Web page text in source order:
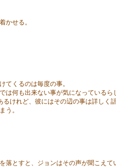
かせる。
てくるのは毎度の事。
何も出来ない事が気になっているら
るけれど、彼にはその辺の事は詳し
う。
とすと、ジョンはその声が聞こえて